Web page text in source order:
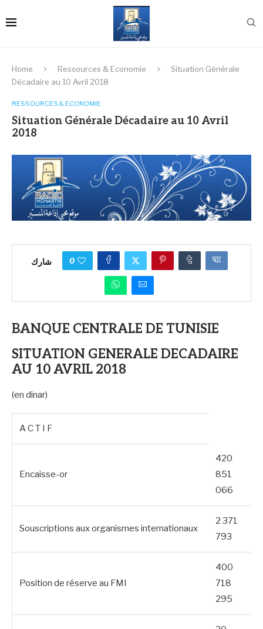
Home Ressources & Economie
Situation Générale
Décadaire au 10 Avril 2018
RESSOURCES & ECONOMIE
Situation Générale Décadaire au 10 Avril
2018
شارك 0
BANQUE CENTRALE DE TUNISIE
SITUATION GENERALE DECADAIRE
AU 10 AVRIL 2018
(en dinar)
A C T I F
Encaisse-or
420
851
066
Souscriptions aux organismes internationaux
2 371
793
Position de réserve au FMI
400
718
295